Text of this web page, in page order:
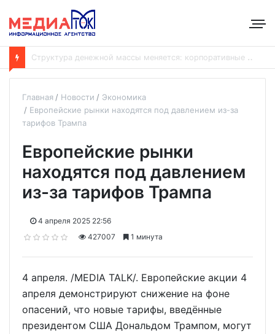
ВОтрадненской больнице завершён капремонт терапевтического корпуса
Главная Новости
Экономика
Европейские рынки находятся под давлением из-за
тарифов Трампа
Европейские рынки
находятся под давлением
из-за тарифов Трампа
4 апреля 2025 22:56
427007
1 минута
4 апреля. /MEDIA TALK/. Европейские акции 4
апреля демонстрируют снижение на фоне
опасений, что новые тарифы, введённые
президентом США Дональдом Трампом, могут